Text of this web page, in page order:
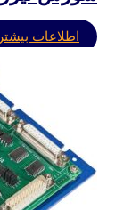
اطلاعات بیشتر